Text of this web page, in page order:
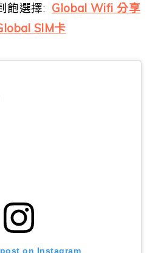
飽選擇: Global Wifi 分享
SIM卡
on Instagram